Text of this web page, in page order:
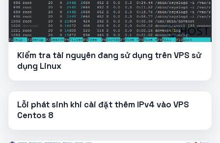
Kiểm tra tài nguyên đang sử dụng trên VPS sử
dụng Linux
Lỗi phát sinh khi cài đặt thêm IPv4 vào VPS
Centos 8